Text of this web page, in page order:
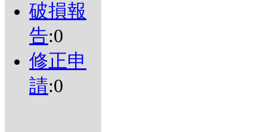
破損報
告:0
修正申
請:0